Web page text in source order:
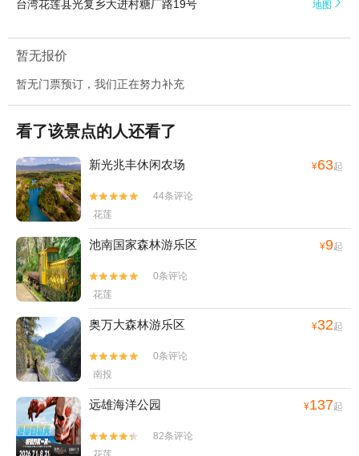
台湾花莲县光复乡大进村糖厂路19号 地图 
暂无报价
暂无门票预订，我们正在努力补充
看了该景点的人还看了
新光兆丰休闲农场 ¥63起


44条评论
花莲
池南国家森林游乐区 ¥9起


0条评论
花莲
奥万大森林游乐区 ¥32起


0条评论
南投
远雄海洋公园 ¥137起


82条评论